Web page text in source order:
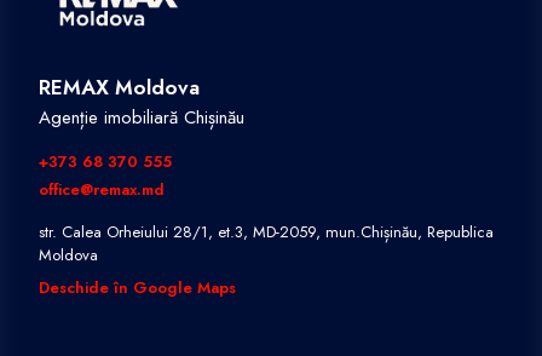
REMAX Moldova
Agenție imobiliară Chișinău
+373 68 370 555
office@remax.md
str. Calea Orheiului 28/1, et.3, MD-2059, mun.Chișinău, Republica
Moldova
Deschide în Google Maps